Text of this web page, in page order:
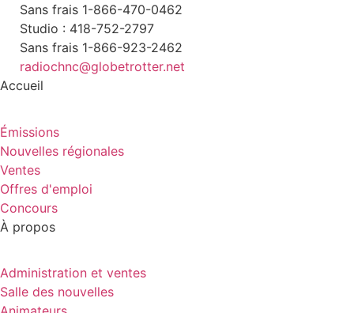
Sans frais 1-866-470-0462
Studio : 418-752-2797
Sans frais 1-866-923-2462
radiochnc@globetrotter.net
Accueil
Émissions
Nouvelles régionales
Ventes
Offres d'emploi
Concours
À propos
Administration et ventes
Salle des nouvelles